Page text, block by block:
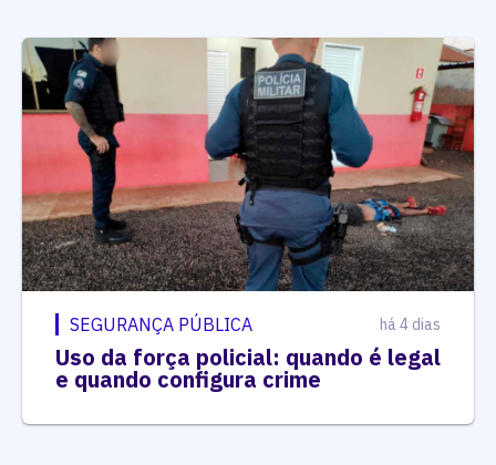
SEGURANÇA PÚBLICA há 4 dias
Uso da força policial: quando é legal
e quando configura crime